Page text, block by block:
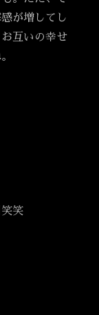
が増してし
互いの幸せ
笑